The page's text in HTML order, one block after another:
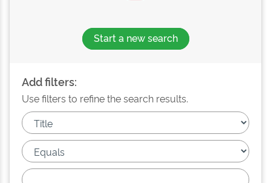
Start a new search
Add filters:
Use filters to refine the search results.